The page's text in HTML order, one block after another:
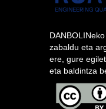
zabaldu eta
ere, gure
eta baldintza